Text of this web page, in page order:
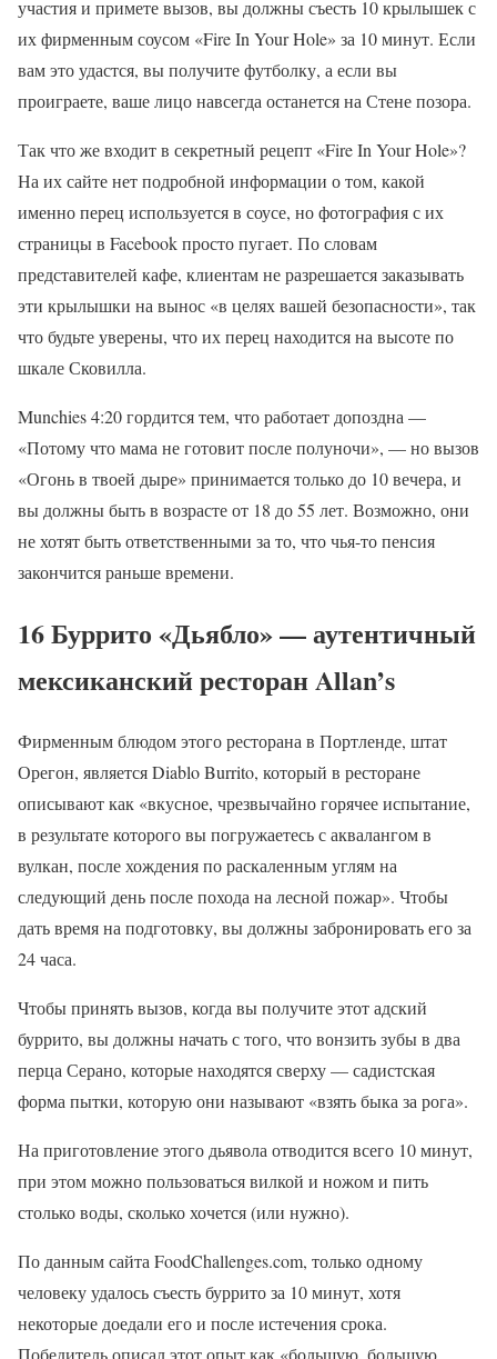
участия и примете вызов, вы должны съесть 10 крылышек с
их фирменным соусом «Fire In Your Hole» за 10 минут. Если
вам это удастся, вы получите футболку, а если вы
проиграете, ваше лицо навсегда останется на Стене позора.
Так что же входит в секретный рецепт «Fire In Your Hole»?
На их сайте нет подробной информации о том, какой
именно перец используется в соусе, но фотография с их
страницы в Facebook просто пугает. По словам
представителей кафе, клиентам не разрешается заказывать
эти крылышки на вынос «в целях вашей безопасности», так
что будьте уверены, что их перец находится на высоте по
шкале Сковилла.
Munchies 4:20 гордится тем, что работает допоздна —
«Потому что мама не готовит после полуночи», — но вызов
«Огонь в твоей дыре» принимается только до 10 вечера, и
вы должны быть в возрасте от 18 до 55 лет. Возможно, они
не хотят быть ответственными за то, что чья-то пенсия
закончится раньше времени.
16 Буррито «Дьябло» — аутентичный
мексиканский ресторан Allan’s
Фирменным блюдом этого ресторана в Портленде, штат
Орегон, является Diablo Burrito, который в ресторане
описывают как «вкусное, чрезвычайно горячее испытание,
в результате которого вы погружаетесь с аквалангом в
вулкан, после хождения по раскаленным углям на
следующий день после похода на лесной пожар». Чтобы
дать время на подготовку, вы должны забронировать его за
24 часа.
Чтобы принять вызов, когда вы получите этот адский
буррито, вы должны начать с того, что вонзить зубы в два
перца Серано, которые находятся сверху — садистская
форма пытки, которую они называют «взять быка за рога».
На приготовление этого дьявола отводится всего 10 минут,
при этом можно пользоваться вилкой и ножом и пить
столько воды, сколько хочется (или нужно).
По данным сайта FoodChallenges.com, только одному
человеку удалось съесть буррито за 10 минут, хотя
некоторые доедали его и после истечения срока.
Победитель описал этот опыт как «большую, большую